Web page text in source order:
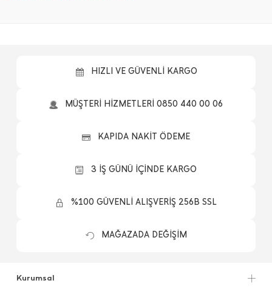
HIZLI VE GÜVENLİ KARGO
MÜŞTERİ HİZMETLERİ 0850 440 00 06
KAPIDA NAKİT ÖDEME
3 İŞ GÜNÜ İÇİNDE KARGO
%100 GÜVENLİ ALIŞVERİŞ 256B SSL
MAĞAZADA DEĞİŞİM
Kurumsal